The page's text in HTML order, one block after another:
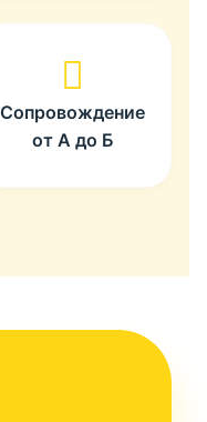
Сопровождение
от А до Б